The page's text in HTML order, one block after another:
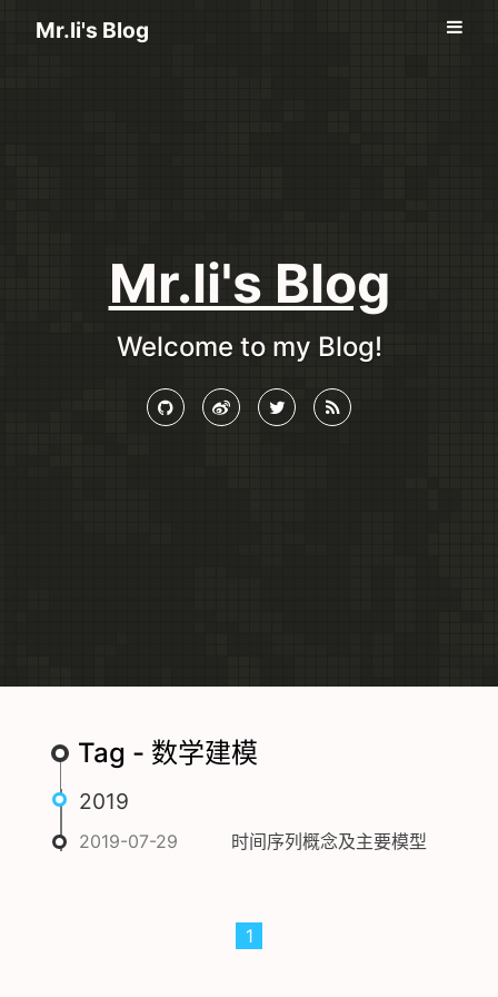
Mr.li's Blog
Mr.li's Blog
Welcome to my Blog!
Tag - 数学建模
2019
2019-07-29 时间序列概念及主要模型
1